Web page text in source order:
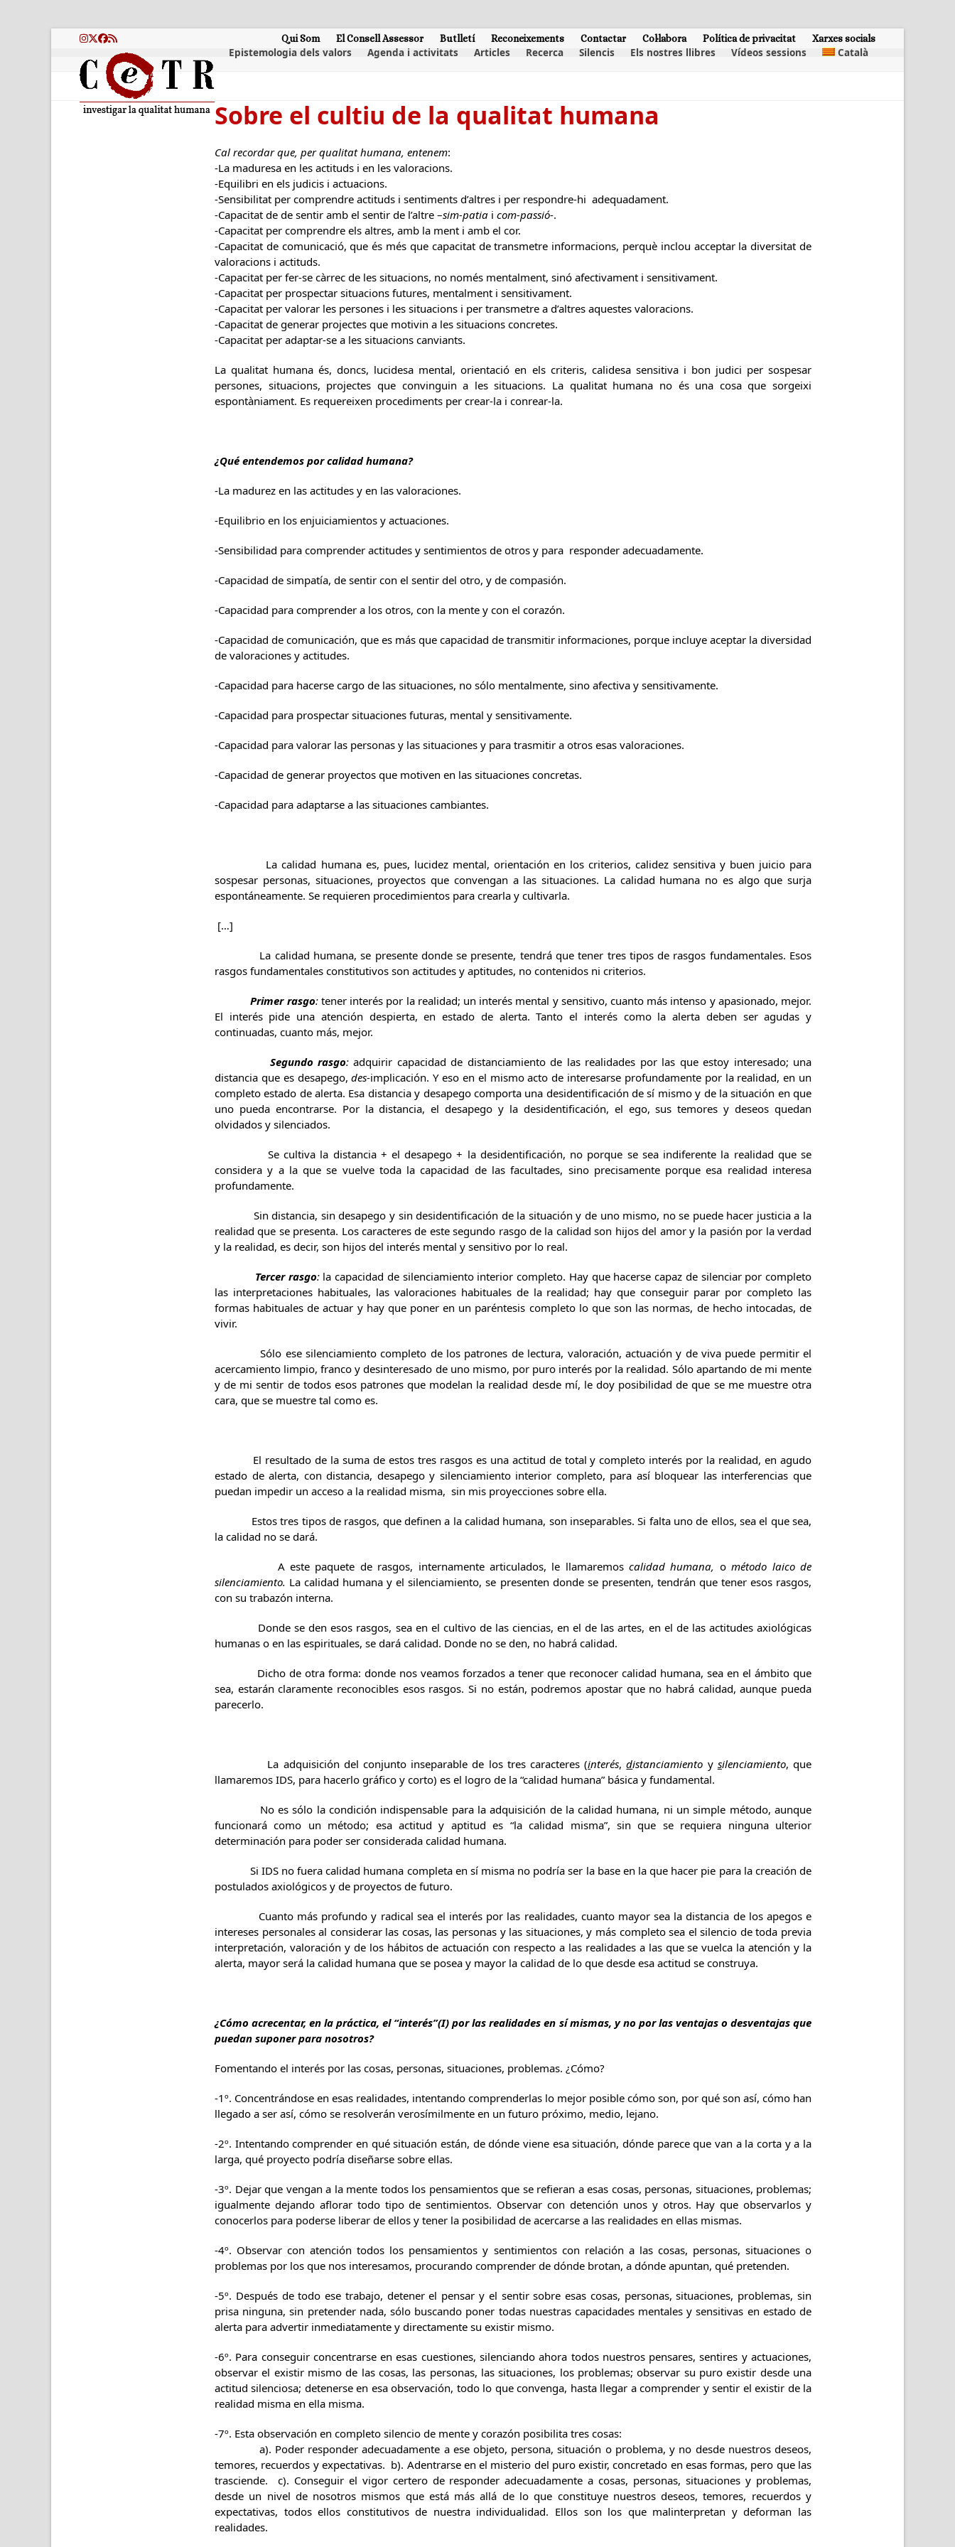
Instagram
Twitter
Facebook
RSS Qui Som El Consell Assessor Butlletí Reconeixements Contactar Col·labora Política de privacitat Xarxes socials
Epistemologia dels valors Agenda i activitats Articles Recerca Silencis Els nostres llibres Vídeos sessions Català
Sobre el cultiu de la qualitat humana
Cal recordar que, per qualitat humana, entenem:
-La maduresa en les actituds i en les valoracions.
-Equilibri en els judicis i actuacions.
-Sensibilitat per comprendre actituds i sentiments d’altres i per respondre-hi adequadament.
-Capacitat de de sentir amb el sentir de l’altre –sim-patia i com-passió-.
-Capacitat per comprendre els altres, amb la ment i amb el cor.
-Capacitat de comunicació, que és més que capacitat de transmetre informacions, perquè inclou acceptar la diversitat de
valoracions i actituds.
-Capacitat per fer-se càrrec de les situacions, no només mentalment, sinó afectivament i sensitivament.
-Capacitat per prospectar situacions futures, mentalment i sensitivament.
-Capacitat per valorar les persones i les situacions i per transmetre a d’altres aquestes valoracions.
-Capacitat de generar projectes que motivin a les situacions concretes.
-Capacitat per adaptar-se a les situacions canviants.
La qualitat humana és, doncs, lucidesa mental, orientació en els criteris, calidesa sensitiva i bon judici per sospesar
persones, situacions, projectes que convinguin a les situacions. La qualitat humana no és una cosa que sorgeixi
espontàniament. Es requereixen procediments per crear-la i conrear-la.
¿Qué entendemos por calidad humana?
-La madurez en las actitudes y en las valoraciones.
-Equilibrio en los enjuiciamientos y actuaciones.
-Sensibilidad para comprender actitudes y sentimientos de otros y para responder adecuadamente.
-Capacidad de simpatía, de sentir con el sentir del otro, y de compasión.
-Capacidad para comprender a los otros, con la mente y con el corazón.
-Capacidad de comunicación, que es más que capacidad de transmitir informaciones, porque incluye aceptar la diversidad
de valoraciones y actitudes.
-Capacidad para hacerse cargo de las situaciones, no sólo mentalmente, sino afectiva y sensitivamente.
-Capacidad para prospectar situaciones futuras, mental y sensitivamente.
-Capacidad para valorar las personas y las situaciones y para trasmitir a otros esas valoraciones.
-Capacidad de generar proyectos que motiven en las situaciones concretas.
-Capacidad para adaptarse a las situaciones cambiantes.
La calidad humana es, pues, lucidez mental, orientación en los criterios, calidez sensitiva y buen juicio para
sospesar personas, situaciones, proyectos que convengan a las situaciones. La calidad humana no es algo que surja
espontáneamente. Se requieren procedimientos para crearla y cultivarla.
[…]
La calidad humana, se presente donde se presente, tendrá que tener tres tipos de rasgos fundamentales. Esos
rasgos fundamentales constitutivos son actitudes y aptitudes, no contenidos ni criterios.
Primer rasgo:tener interés por la realidad; un interés mental y sensitivo, cuanto más intenso y apasionado, mejor.
El interés pide una atención despierta, en estado de alerta. Tanto el interés como la alerta deben ser agudas y
continuadas, cuanto más, mejor.
Segundo rasgo: adquirir capacidad de distanciamiento de las realidades por las que estoy interesado; una
distancia que es desapego,des-implicación. Y eso en el mismo acto de interesarse profundamente por la realidad, en un
completo estado de alerta. Esa distancia y desapego comporta una desidentificación de sí mismo y de la situación en que
uno pueda encontrarse. Por la distancia, el desapego y la desidentificación, el ego, sus temores y deseos quedan
olvidados y silenciados.
Se cultiva la distancia + el desapego + la desidentificación, no porque se sea indiferente la realidad que se
considera y a la que se vuelve toda la capacidad de las facultades, sino precisamente porque esa realidad interesa
profundamente.
Sin distancia, sin desapego y sin desidentificación de la situación y de uno mismo, no se puede hacer justicia a la
realidad que se presenta. Los caracteres de este segundo rasgo de la calidad son hijos del amor y la pasión por la verdad
y la realidad, es decir, son hijos del interés mental y sensitivo por lo real.
Tercer rasgo:la capacidad de silenciamiento interior completo. Hay que hacerse capaz de silenciar por completo
las interpretaciones habituales, las valoraciones habituales de la realidad; hay que conseguir parar por completo las
formas habituales de actuar y hay que poner en un paréntesis completo lo que son las normas, de hecho intocadas, de
vivir.
Sólo ese silenciamiento completo de los patrones de lectura, valoración, actuación y de viva puede permitir el
acercamiento limpio, franco y desinteresado de uno mismo, por puro interés por la realidad. Sólo apartando de mi mente
y de mi sentir de todos esos patrones que modelan la realidad desde mí, le doy posibilidad de que se me muestre otra
cara, que se muestre tal como es.
El resultado de la suma de estos tres rasgos es una actitud de total y completo interés por la realidad, en agudo
estado de alerta, con distancia, desapego y silenciamiento interior completo, para así bloquear las interferencias que
puedan impedir un acceso a la realidad misma, sin mis proyecciones sobre ella.
Estos tres tipos de rasgos, que definen a la calidad humana, son inseparables. Si falta uno de ellos, sea el que sea,
la calidad no se dará.
A este paquete de rasgos, internamente articulados, le llamaremoscalidad humana, ométodo laico de
silenciamiento. La calidad humana y el silenciamiento, se presenten donde se presenten, tendrán que tener esos rasgos,
con su trabazón interna.
Donde se den esos rasgos, sea en el cultivo de las ciencias, en el de las artes, en el de las actitudes axiológicas
humanas o en las espirituales, se dará calidad. Donde no se den, no habrá calidad.
Dicho de otra forma: donde nos veamos forzados a tener que reconocer calidad humana, sea en el ámbito que
sea, estarán claramente reconocibles esos rasgos. Si no están, podremos apostar que no habrá calidad, aunque pueda
parecerlo.
La adquisición del conjunto inseparable de los tres caracteres (interés,distanciamiento y silenciamiento, que
llamaremos IDS, para hacerlo gráfico y corto) es el logro de la “calidad humana” básica y fundamental.
No es sólo la condición indispensable para la adquisición de la calidad humana, ni un simple método, aunque
funcionará como un método; esa actitud y aptitud es “la calidad misma”, sin que se requiera ninguna ulterior
determinación para poder ser considerada calidad humana.
Si IDS no fuera calidad humana completa en sí misma no podría ser la base en la que hacer pie para la creación de
postulados axiológicos y de proyectos de futuro.
Cuanto más profundo y radical sea el interés por las realidades, cuanto mayor sea la distancia de los apegos e
intereses personales al considerar las cosas, las personas y las situaciones, y más completo sea el silencio de toda previa
interpretación, valoración y de los hábitos de actuación con respecto a las realidades a las que se vuelca la atención y la
alerta, mayor será la calidad humana que se posea y mayor la calidad de lo que desde esa actitud se construya.
¿Cómo acrecentar, en la práctica, el “interés”(I) por las realidades en sí mismas, y no por las ventajas o desventajas que
puedan suponer para nosotros?
Fomentando el interés por las cosas, personas, situaciones, problemas. ¿Cómo?
-1º. Concentrándose en esas realidades, intentando comprenderlas lo mejor posible cómo son, por qué son así, cómo han
llegado a ser así, cómo se resolverán verosímilmente en un futuro próximo, medio, lejano.
-2º. Intentando comprender en qué situación están, de dónde viene esa situación, dónde parece que van a la corta y a la
larga, qué proyecto podría diseñarse sobre ellas.
-3º. Dejar que vengan a la mente todos los pensamientos que se refieran a esas cosas, personas, situaciones, problemas;
igualmente dejando aflorar todo tipo de sentimientos. Observar con detención unos y otros. Hay que observarlos y
conocerlos para poderse liberar de ellos y tener la posibilidad de acercarse a las realidades en ellas mismas.
-4º. Observar con atención todos los pensamientos y sentimientos con relación a las cosas, personas, situaciones o
problemas por los que nos interesamos, procurando comprender de dónde brotan, a dónde apuntan, qué pretenden.
-5º. Después de todo ese trabajo, detener el pensar y el sentir sobre esas cosas, personas, situaciones, problemas, sin
prisa ninguna, sin pretender nada, sólo buscando poner todas nuestras capacidades mentales y sensitivas en estado de
alerta para advertir inmediatamente y directamente su existir mismo.
-6º. Para conseguir concentrarse en esas cuestiones, silenciando ahora todos nuestros pensares, sentires y actuaciones,
observar el existir mismo de las cosas, las personas, las situaciones, los problemas; observar su puro existir desde una
actitud silenciosa; detenerse en esa observación, todo lo que convenga, hasta llegar a comprender y sentir el existir de la
realidad misma en ella misma.
-7º. Esta observación en completo silencio de mente y corazón posibilita tres cosas:
a). Poder responder adecuadamente a ese objeto, persona, situación o problema, y no desde nuestros deseos,
temores, recuerdos y expectativas. b). Adentrarse en el misterio del puro existir, concretado en esas formas, pero que las
trasciende. c). Conseguir el vigor certero de responder adecuadamente a cosas, personas, situaciones y problemas,
desde un nivel de nosotros mismos que está más allá de lo que constituye nuestros deseos, temores, recuerdos y
expectativas, todos ellos constitutivos de nuestra individualidad. Ellos son los que malinterpretan y deforman las
realidades.